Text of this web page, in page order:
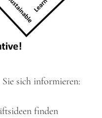
sich informieren:
finden